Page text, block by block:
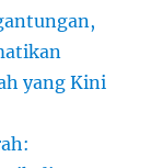
yang Kini